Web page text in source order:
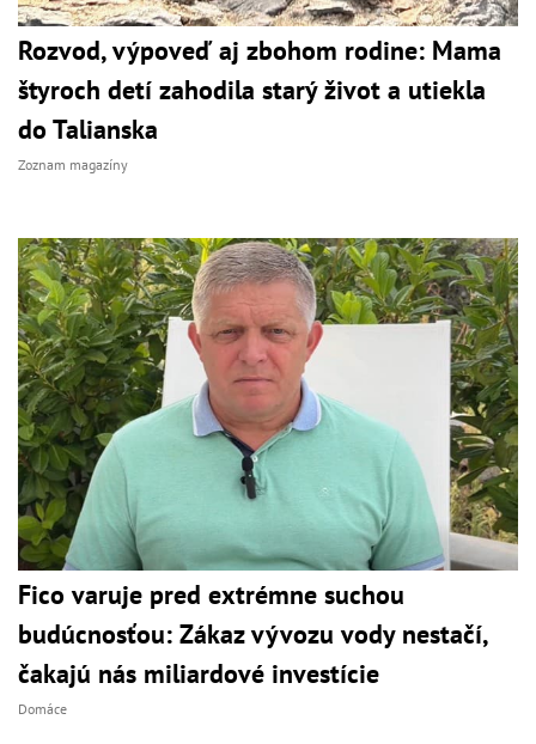
Rozvod, výpoveď aj zbohom rodine: Mama
štyroch detí zahodila starý život a utiekla
do Talianska
Zoznam magazíny
Fico varuje pred extrémne suchou
budúcnosťou: Zákaz vývozu vody nestačí,
čakajú nás miliardové investície
Domáce